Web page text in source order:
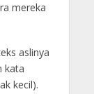
mereka
aslinya
kata
kecil).